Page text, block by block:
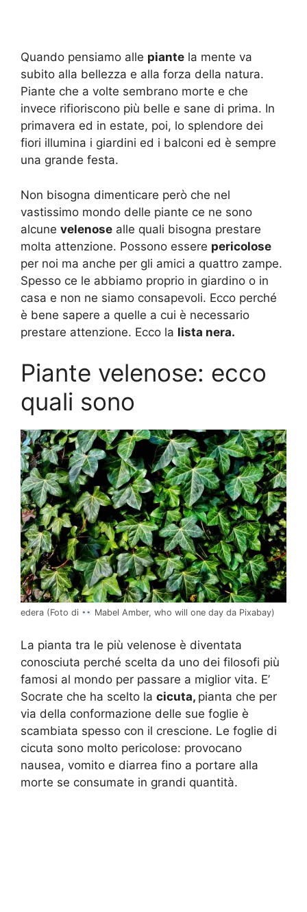
Quando pensiamo alle piante la mente va
subito alla bellezza e alla forza della natura.
Piante che a volte sembrano morte e che
invece rifioriscono più belle e sane di prima. In
primavera ed in estate, poi, lo splendore dei
fiori illumina i giardini ed i balconi ed è sempre
una grande festa.
Non bisogna dimenticare però che nel
vastissimo mondo delle piante ce ne sono
alcune velenose alle quali bisogna prestare
molta attenzione. Possono essere pericolose
per noi ma anche per gli amici a quattro zampe.
Spesso ce le abbiamo proprio in giardino o in
casa e non ne siamo consapevoli. Ecco perché
è bene sapere a quelle a cui è necessario
prestare attenzione. Ecco la lista nera.
Piante velenose: ecco
quali sono
edera (Foto di Mabel Amber, who will one day da Pixabay)
La pianta tra le più velenose è diventata
conosciuta perché scelta da uno dei filosofi più
famosi al mondo per passare a miglior vita. E’
Socrate che ha scelto la cicuta, pianta che per
via della conformazione delle sue foglie è
scambiata spesso con il crescione. Le foglie di
cicuta sono molto pericolose: provocano
nausea, vomito e diarrea fino a portare alla
morte se consumate in grandi quantità.